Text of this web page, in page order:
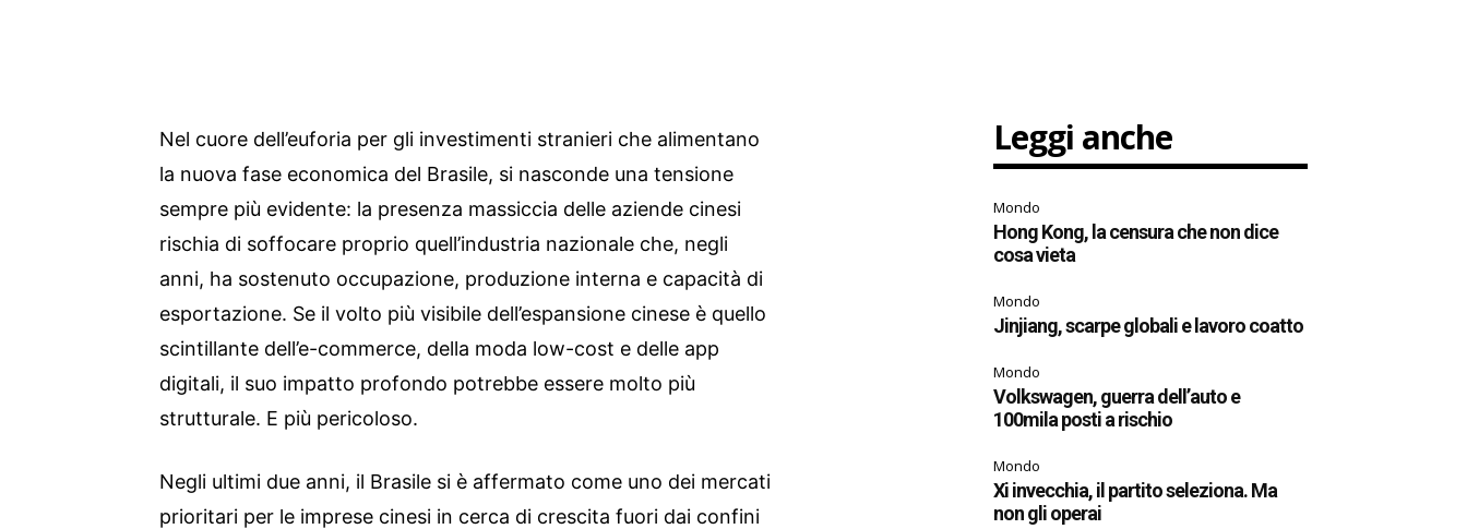
Nel cuore dell’euforia per gli investimenti stranieri che alimentano
la nuova fase economica del Brasile, si nasconde una tensione
sempre più evidente: la presenza massiccia delle aziende cinesi
rischia di soffocare proprio quell’industria nazionale che, negli
anni, ha sostenuto occupazione, produzione interna e capacità di
esportazione. Se il volto più visibile dell’espansione cinese è quello
scintillante dell’e-commerce, della moda low-cost e delle app
digitali, il suo impatto profondo potrebbe essere molto più
strutturale. E più pericoloso.
Negli ultimi due anni, il Brasile si è affermato come uno dei mercati
prioritari per le imprese cinesi in cerca di crescita fuori dai confini
Leggi anche
Mondo
Hong Kong, la censura che non dice
cosa vieta
Mondo
Jinjiang, scarpe globali e lavoro coatto
Mondo
Volkswagen, guerra dell’auto e
100mila posti a rischio
Mondo
Xi invecchia, il partito seleziona. Ma
non gli operai